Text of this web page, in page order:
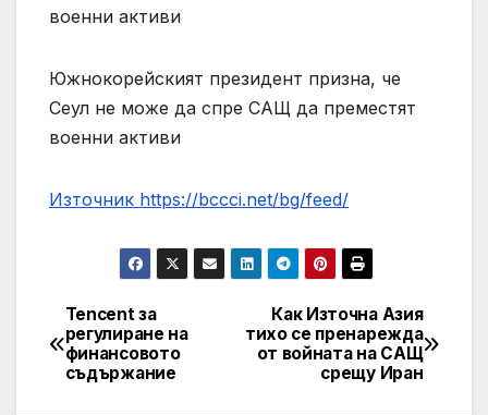
военни активи
Южнокорейският президент призна, че
Сеул не може да спре САЩ да преместят
военни активи
Източник https://bccci.net/bg/feed/
Post
navigation
Как Източна Азия
тихо се пренарежда
от войната на САЩ
срещу Иран
Tencent за
регулиране на
финансовото
съдържание